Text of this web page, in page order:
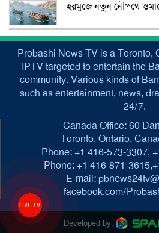
হরমুজে নতুন নৌপথে
LIVE TV
Probashi News TV is a Toronto,
IPTV targeted to entertain the
community. Various kinds of
such as entertainment, news,
24/7.
Canada Office: 60
Toronto, Ontario,
Phone: +1 416-573-3307,
Phone: +1 416-871-
E-mail:
facebook.com/
Developed by: